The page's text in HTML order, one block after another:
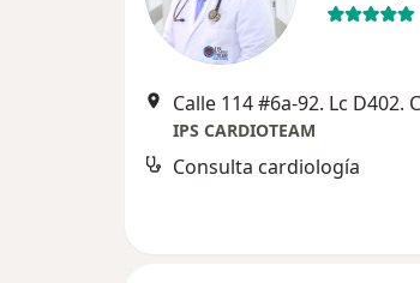
IPS CARDIOTEAM
Consulta cardiología